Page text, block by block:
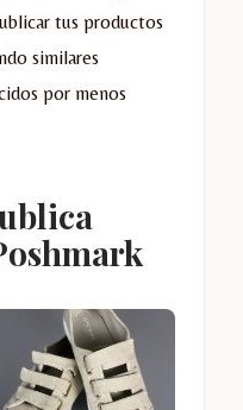
tus productos
similares
por menos